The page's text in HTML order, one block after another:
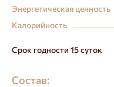
Энергетическая ценность
Калорийность
Срок годности 15 суток
Состав: